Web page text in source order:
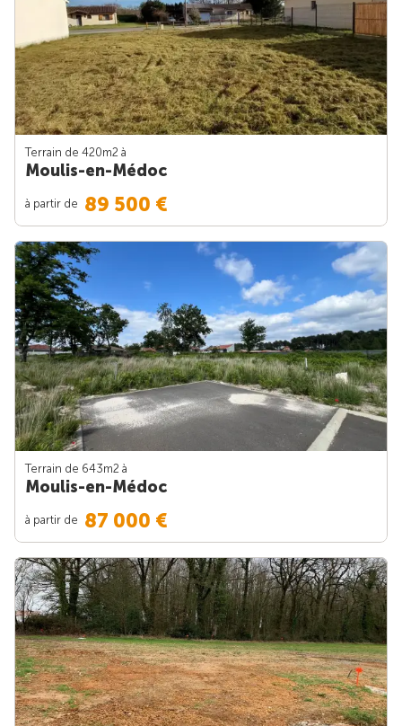
Terrain de 420m2 à
Moulis-en-Médoc
à partir de 89 500 €
Terrain de 643m2 à
Moulis-en-Médoc
à partir de 87 000 €